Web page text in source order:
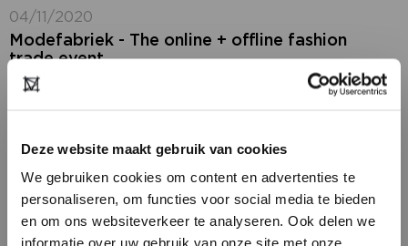
Deze website maakt gebruik van cookies
We gebruiken cookies om content en advertenties te
personaliseren, om functies voor social media te bieden
en om ons websiteverkeer te analyseren. Ook delen we
informatie over uw gebruik van onze site met onze
04/11/2020
Modefabriek - The online + offline fashion
trade event
Voor, tijdens én na Modefabriek: The Naked Edition,
tegelijkertijd in te zetten....